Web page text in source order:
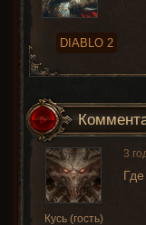
DIABLO 2
Кусь (гость)
3